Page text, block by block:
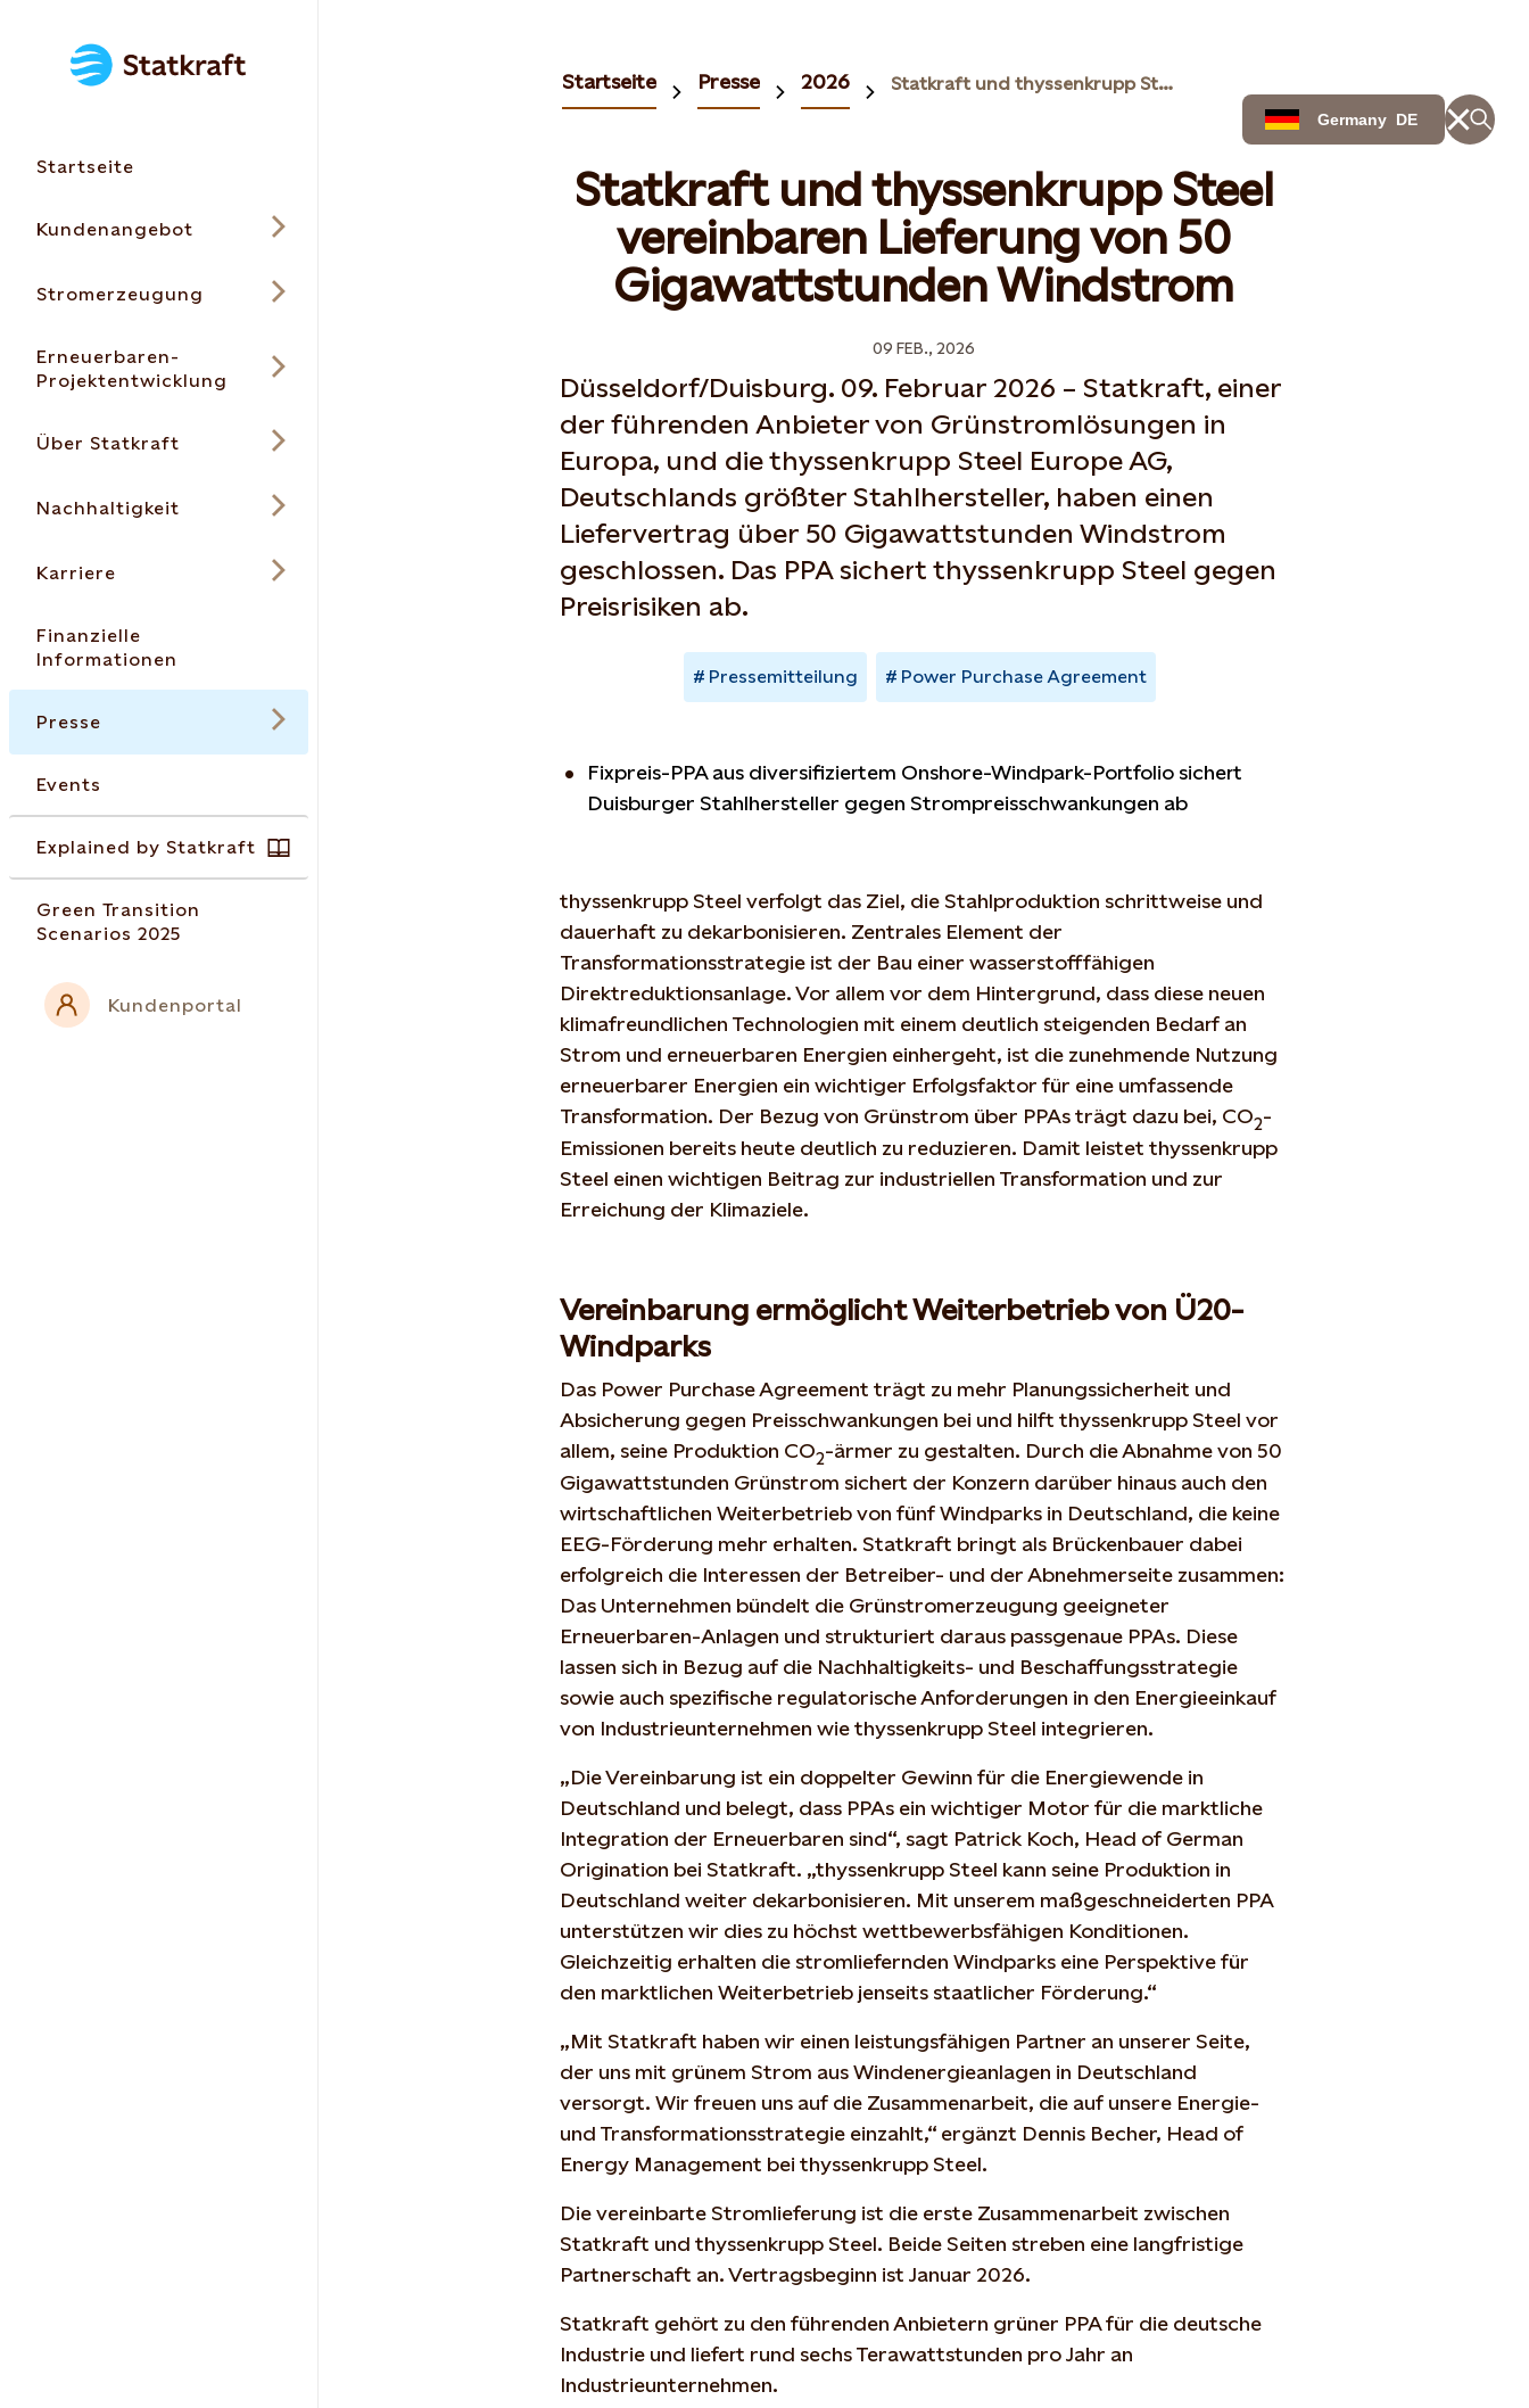
Startseite
Kundenangebot
Stromerzeugung
Erneuerbaren-
Projektentwicklung
Über Statkraft
Nachhaltigkeit
Karriere
Finanzielle
Informationen
Presse
Events
Explained by Statkraft
Green Transition
Scenarios 2025
Kundenportal
Germany DE
Startseite Presse 2026 Statkraft und thyssenkrupp Steel vereinbaren Lieferung von 50 Gigawattstunden Windstrom
Statkraft und thyssenkrupp Steel
vereinbaren Lieferung von 50
Gigawattstunden Windstrom
09 FEB., 2026
Düsseldorf/Duisburg. 09. Februar 2026 – Statkraft, einer
der führenden Anbieter von Grünstromlösungen in
Europa, und die thyssenkrupp Steel Europe AG,
Deutschlands größter Stahlhersteller, haben einen
Liefervertrag über 50 Gigawattstunden Windstrom
geschlossen. Das PPA sichert thyssenkrupp Steel gegen
Preisrisiken ab.
Pressemitteilung Power Purchase Agreement
Fixpreis-PPA aus diversifiziertem Onshore-Windpark-Portfolio sichert
Duisburger Stahlhersteller gegen Strompreisschwankungen ab
thyssenkrupp Steel verfolgt das Ziel, die Stahlproduktion schrittweise und
dauerhaft zu dekarbonisieren. Zentrales Element der
Transformationsstrategie ist der Bau einer wasserstofffähigen
Direktreduktionsanlage. Vor allem vor dem Hintergrund, dass diese neuen
klimafreundlichen Technologien mit einem deutlich steigenden Bedarf an
Strom und erneuerbaren Energien einhergeht, ist die zunehmende Nutzung
erneuerbarer Energien ein wichtiger Erfolgsfaktor für eine umfassende
Transformation. Der Bezug von Grünstrom über PPAs trägt dazu bei, CO2-
Emissionen bereits heute deutlich zu reduzieren. Damit leistet thyssenkrupp
Steel einen wichtigen Beitrag zur industriellen Transformation und zur
Erreichung der Klimaziele.
Vereinbarung ermöglicht Weiterbetrieb von Ü20-
Windparks
Das Power Purchase Agreement trägt zu mehr Planungssicherheit und
Absicherung gegen Preisschwankungen bei und hilft thyssenkrupp Steel vor
allem, seine Produktion CO2-ärmer zu gestalten. Durch die Abnahme von 50
Gigawattstunden Grünstrom sichert der Konzern darüber hinaus auch den
wirtschaftlichen Weiterbetrieb von fünf Windparks in Deutschland, die keine
EEG-Förderung mehr erhalten. Statkraft bringt als Brückenbauer dabei
erfolgreich die Interessen der Betreiber- und der Abnehmerseite zusammen:
Das Unternehmen bündelt die Grünstromerzeugung geeigneter
Erneuerbaren-Anlagen und strukturiert daraus passgenaue PPAs. Diese
lassen sich in Bezug auf die Nachhaltigkeits- und Beschaffungsstrategie
sowie auch spezifische regulatorische Anforderungen in den Energieeinkauf
von Industrieunternehmen wie thyssenkrupp Steel integrieren.
„Die Vereinbarung ist ein doppelter Gewinn für die Energiewende in
Deutschland und belegt, dass PPAs ein wichtiger Motor für die marktliche
Integration der Erneuerbaren sind“, sagt Patrick Koch, Head of German
Origination bei Statkraft. „thyssenkrupp Steel kann seine Produktion in
Deutschland weiter dekarbonisieren. Mit unserem maßgeschneiderten PPA
unterstützen wir dies zu höchst wettbewerbsfähigen Konditionen.
Gleichzeitig erhalten die stromliefernden Windparks eine Perspektive für
den marktlichen Weiterbetrieb jenseits staatlicher Förderung.“
„Mit Statkraft haben wir einen leistungsfähigen Partner an unserer Seite,
der uns mit grünem Strom aus Windenergieanlagen in Deutschland
versorgt. Wir freuen uns auf die Zusammenarbeit, die auf unsere Energie-
und Transformationsstrategie einzahlt,“ ergänzt Dennis Becher, Head of
Energy Management bei thyssenkrupp Steel.
Die vereinbarte Stromlieferung ist die erste Zusammenarbeit zwischen
Statkraft und thyssenkrupp Steel. Beide Seiten streben eine langfristige
Partnerschaft an. Vertragsbeginn ist Januar 2026.
Statkraft gehört zu den führenden Anbietern grüner PPA für die deutsche
Industrie und liefert rund sechs Terawattstunden pro Jahr an
Industrieunternehmen.